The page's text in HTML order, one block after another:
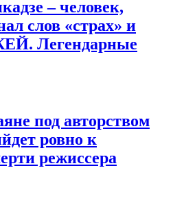
– человек,
слов «страх» и
Легендарные
под авторством
ровно к
режиссера